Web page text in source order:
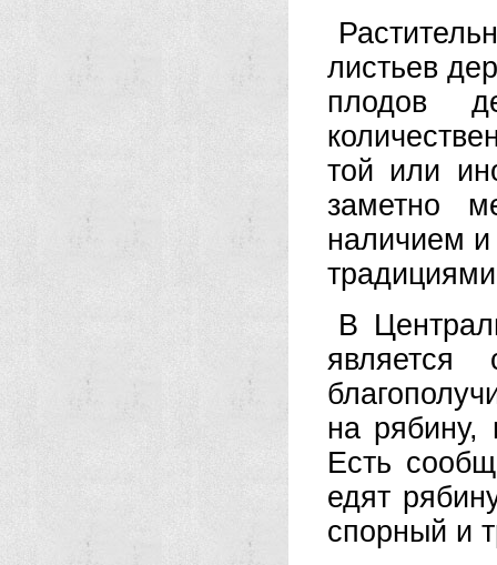
листьев
плодов
той или
заметно
наличием и
В
является
на рябину,
Есть
едят
спорный и